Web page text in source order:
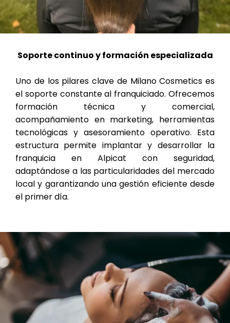
Soporte continuo y formación especializada
Uno de los pilares clave de Milano Cosmetics es
el soporte constante al franquiciado. Ofrecemos
formación técnica y comercial,
acompañamiento en marketing, herramientas
tecnológicas y asesoramiento operativo. Esta
estructura permite implantar y desarrollar la
franquicia en Alpicat con seguridad,
adaptándose a las particularidades del mercado
local y garantizando una gestión eficiente desde
el primer día.